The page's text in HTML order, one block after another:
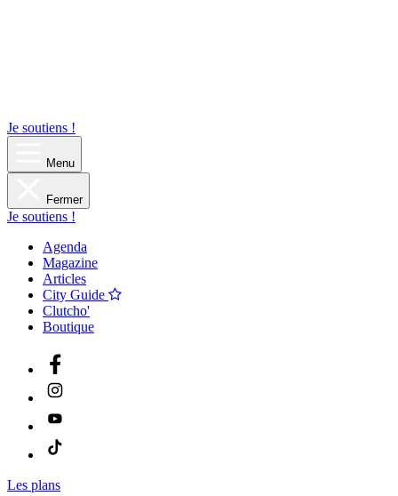
Je soutiens !
Menu
Fermer
Je soutiens !
Agenda
Magazine
Articles
City Guide
Clutcho'
Boutique
Les plans